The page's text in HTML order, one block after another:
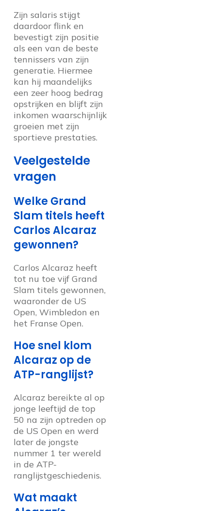
Zijn salaris stijgt
daardoor flink en
bevestigt zijn positie
als een van de beste
tennissers van zijn
generatie. Hiermee
kan hij maandelijks
een zeer hoog bedrag
opstrijken en blijft zijn
inkomen waarschijnlijk
groeien met zijn
sportieve prestaties.
Veelgestelde
vragen
Welke Grand
Slam titels heeft
Carlos Alcaraz
gewonnen?
Carlos Alcaraz heeft
tot nu toe vijf Grand
Slam titels gewonnen,
waaronder de US
Open, Wimbledon en
het Franse Open.
Hoe snel klom
Alcaraz op de
ATP-ranglijst?
Alcaraz bereikte al op
jonge leeftijd de top
50 na zijn optreden op
de US Open en werd
later de jongste
nummer 1 ter wereld
in de ATP-
ranglijstgeschiedenis.
Wat maakt